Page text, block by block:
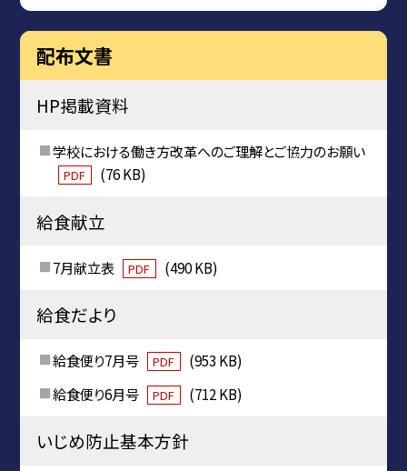
配布文書
HP掲載資料
学校における働き方改革へのご理解とご協力のお願い
PDF (76 KB)
給食献立
7月献立表 PDF (490 KB)
給食だより
給食便り7月号 PDF
(953 KB)
給食便り6月号
PDF (712 KB)
いじめ防止基本方針